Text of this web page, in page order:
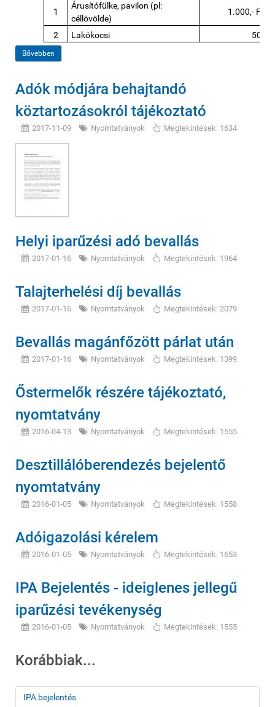
1
Árusítófülke, pavilon (pl:
céllövölde)
1.000,- Ft/
2 Lakókocsi 500,-
Bővebben
Adók módjára behajtandó
köztartozásokról tájékoztató
2017-11-09 Nyomtatványok Megtekintések: 1634
Helyi iparűzési adó bevallás
2017-01-16 Nyomtatványok Megtekintések: 1964
Talajterhelési díj bevallás
2017-01-16 Nyomtatványok Megtekintések: 2079
Bevallás magánfőzött párlat után
2017-01-16 Nyomtatványok Megtekintések: 1399
Őstermelők részére tájékoztató,
nyomtatvány
2016-04-13 Nyomtatványok Megtekintések: 1555
Desztillálóberendezés bejelentő
nyomtatvány
2016-01-05 Nyomtatványok Megtekintések: 1558
Adóigazolási kérelem
2016-01-05 Nyomtatványok Megtekintések: 1653
IPA Bejelentés - ideiglenes jellegű
iparűzési tevékenység
2016-01-05 Nyomtatványok Megtekintések: 1555
Korábbiak...
IPA bejelentés